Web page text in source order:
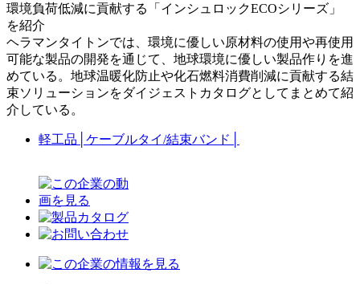
環境負荷低減に貢献する「インシュロックECOシリーズ」
を紹介
ヘラマンタイトンでは、環境に優しい原材料の使用や再使用
可能な製品の開発を通じて、地球環境に優しい製品作りを進
めている。地球温暖化防止や化石燃料消費削減に貢献する結
束ソリューションをダイジェストカタログとしてまとめて紹
介している。
軽工品 ケーブルタイ/結束バンド